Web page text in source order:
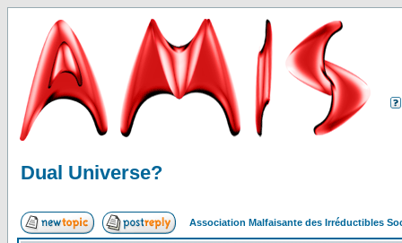
Dual Universe?
Association Malfaisante des Irréductibles